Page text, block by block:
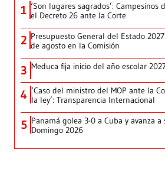
1 ‘Son lugares sagrados’: Campesinos
el Decreto 26 ante la Corte
2 Presupuesto General del Estado
de agosto en la Comisión
3 Meduca fija inicio del año escolar
4 ‘Caso del ministro del MOP ante la
la ley’: Transparencia Internacional
5 Panamá golea 3-0 a Cuba y avanza
Domingo 2026